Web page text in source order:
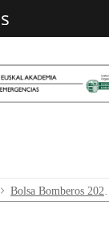
2022